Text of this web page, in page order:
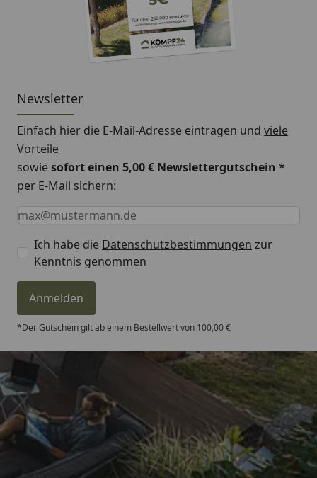
Newsletter
Einfach hier die E-Mail-Adresse eintragen und viele
Vorteile
sowiesofort einen 5,00 € Newslettergutschein *
per E-Mail sichern:
Keine Eingabe erforderlich
Eingabe erforderlich
E-Mail *
Ich habe die Datenschutzbestimmungen zur
Kenntnis genommen
Anmelden
*Der Gutschein gilt ab einem Bestellwert von 100,00 €
Trusted Shops
4,81/ 5